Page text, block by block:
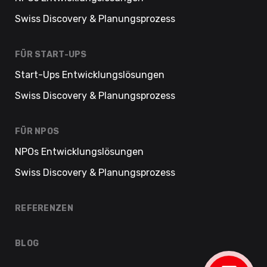
Swiss Discovery & Planungsprozess
FÜR START-UPS
Start-Ups Entwicklungslösungen
Swiss Discovery & Planungsprozess
FÜR NPOS
NPOs Entwicklungslösungen
Swiss Discovery & Planungsprozess
REFERENZEN
BLOG